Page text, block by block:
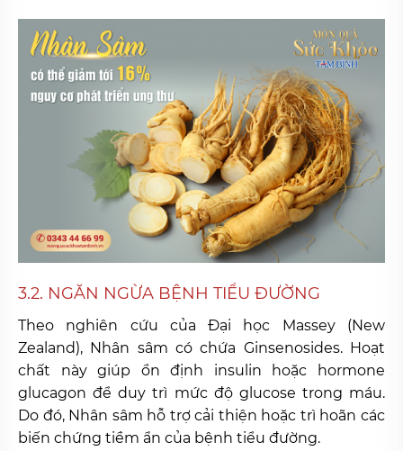
3.2. NGĂN NGỪA BỆNH TIỂU ĐƯỜNG
Theo nghiên cứu của Đại học Massey (New
Zealand), Nhân sâm có chứa Ginsenosides. Hoạt
chất này giúp ổn định insulin hoặc hormone
glucagon để duy trì mức độ glucose trong máu.
Do đó, Nhân sâm hỗ trợ cải thiện hoặc trì hoãn các
biến chứng tiềm ẩn của bệnh tiểu đường.